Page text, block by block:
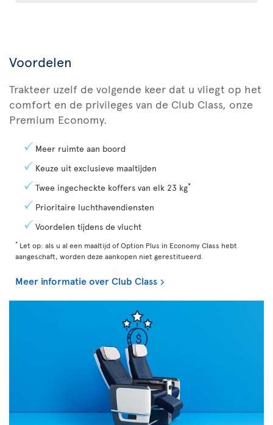
Voordelen
Trakteer uzelf de volgende keer dat u vliegt op het
comfort en de privileges van de Club Class, onze
Premium Economy.
Meer ruimte aan boord
Keuze uit exclusieve maaltijden
Twee ingecheckte koffers van elk 23 kg*
Prioritaire luchthavendiensten
Voordelen tijdens de vlucht
* Let op: als u al een maaltijd of Option Plus in Economy Class hebt
aangeschaft, worden deze aankopen niet gerestitueerd.
Meer informatie over Club Class